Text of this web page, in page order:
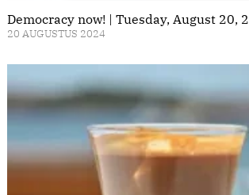
Democracy now! | Tuesday, August 20,
20 AUGUSTUS 2024